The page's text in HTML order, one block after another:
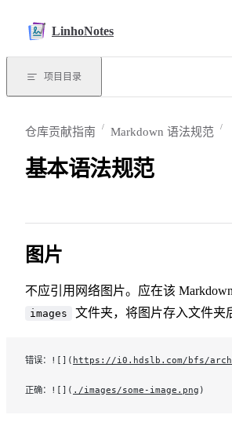
LinhoNotes
项目目录
仓库贡献指南 Markdown 语法规范
基本语法规范
图片
不应引用网络图片。应在该
images 文件夹，将图片存入文件夹
错误：![]( https://i0.hdslb.com/bfs/
正确：![]( ./images/some-image.png )